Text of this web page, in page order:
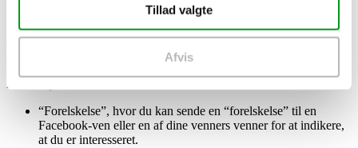
Tillad valgte
Afvis
På startsiden fungerer hjertet og krydset som en genvej til den
egentlig swipe-funktion, hvor du skal tage stilling til, om du vil like
eller afvise potentielle matches.
Nederst på startsiden finder du fire funktioner:
“Forelskelse”, hvor du kan sende en “forelskelse” til en
Facebook-ven eller en af dine venners venner for at indikere,
at du er interesseret.